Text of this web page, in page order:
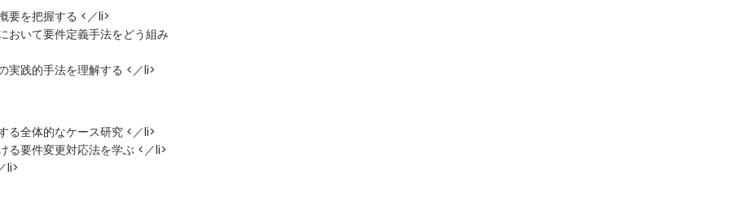
要を把握する <／li>
おいて要件定義手法をどう組み
実践的手法を理解する <／li>
る全体的なケース研究 <／li>
る要件変更対応法を学ぶ <／li>
li>